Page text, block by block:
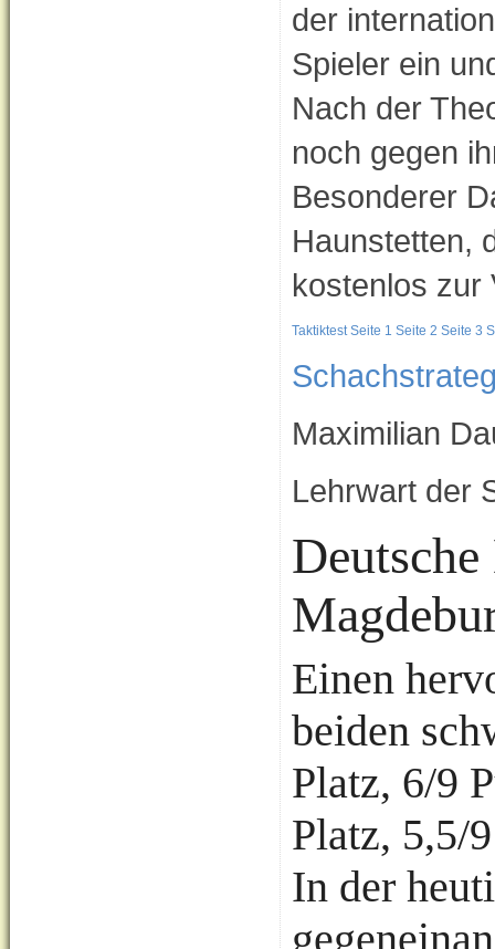
der
Spieler ein
Nach der
noch gegen
Besonderer
Haunstetten,
kostenlos zur
Taktiktest Seite 1 Seite 2 Seite 3
Maximilian
Lehrwart der
Einen
beiden
Platz, 6/9
Platz, 5,5/
In der